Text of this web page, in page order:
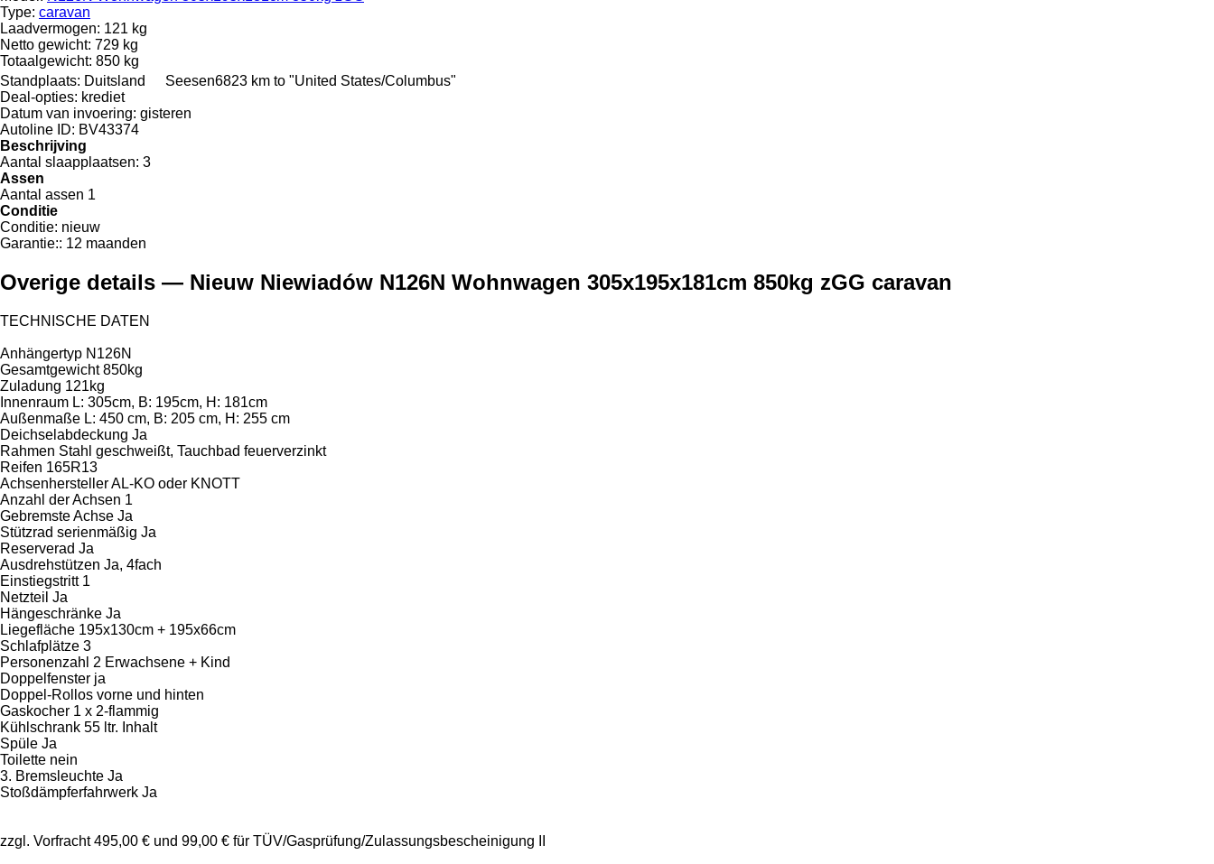
Type: caravan
Laadvermogen: 121 kg
Netto gewicht: 729 kg
Totaalgewicht: 850 kg
Standplaats: Duitsland Seesen6823 km to "United States/Columbus"
Deal-opties: krediet
Datum van invoering: gisteren
Autoline ID: BV43374
Beschrijving
Aantal slaapplaatsen: 3
Assen
Aantal assen 1
Conditie
Conditie: nieuw
Garantie:: 12 maanden
Overige details — Nieuw Niewiadów N126N Wohnwagen 305x195x181cm 850kg zGG caravan
TECHNISCHE DATEN
Anhängertyp N126N
Gesamtgewicht 850kg
Zuladung 121kg
Innenraum L: 305cm, B: 195cm, H: 181cm
Außenmaße L: 450 cm, B: 205 cm, H: 255 cm
Deichselabdeckung Ja
Rahmen Stahl geschweißt, Tauchbad feuerverzinkt
Reifen 165R13
Achsenhersteller AL-KO oder KNOTT
Anzahl der Achsen 1
Gebremste Achse Ja
Stützrad serienmäßig Ja
Reserverad Ja
Ausdrehstützen Ja, 4fach
Einstiegstritt 1
Netzteil Ja
Hängeschränke Ja
Liegefläche 195x130cm + 195x66cm
Schlafplätze 3
Personenzahl 2 Erwachsene + Kind
Doppelfenster ja
Doppel-Rollos vorne und hinten
Gaskocher 1 x 2-flammig
Kühlschrank 55 ltr. Inhalt
Spüle Ja
Toilette nein
3. Bremsleuchte Ja
Stoßdämpferfahrwerk Ja
zzgl. Vorfracht 495,00 € und 99,00 € für TÜV/Gasprüfung/Zulassungsbescheinigung II